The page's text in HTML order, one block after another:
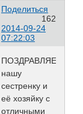
Поделиться
162
2014-09-24
07:22:03
ПОЗДРАВЛЯЕМ
нашу
сестренку и
её хозяйку с
отличными